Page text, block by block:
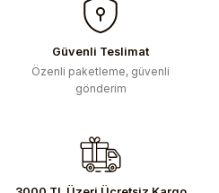
kullanarak tarafımıza iletebilirsiniz.
Görüş ve önerileriniz için teşekkür
Ürün resmi kalitesiz, bozuk veya
Ürün fiyatı diğer sitelerden daha
Bu ürüne benzer farklı alternatifler
Güvenli Teslimat
Özenli paketleme, güvenli
gönderim